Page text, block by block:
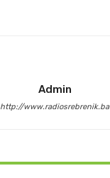
Admin
http://www.radiosrebrenik.ba